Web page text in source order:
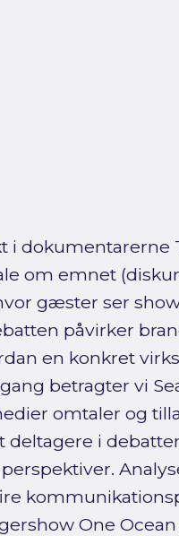
i dokumentarerne
om emnet
gæster ser
påvirker
en konkret
betragter vi
omtaler og
deltagere i
One